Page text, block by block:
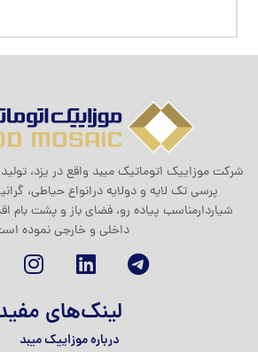
شرکت موزاييک اتوماتيک ميبد واقع در یزد،
پرسی تک لایه و دولایه درانواع حیاطی،
شیاردارمناسب پیاده رو، فضای باز و پشت بام
داخلی و خارجی نموده
لینک‌های
درباره موزاییک میبد